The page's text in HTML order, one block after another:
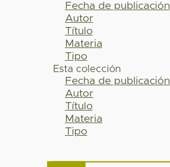
Fecha de publicación
Autor
Título
Materia
Tipo
Esta colección
Fecha de publicación
Autor
Título
Materia
Tipo